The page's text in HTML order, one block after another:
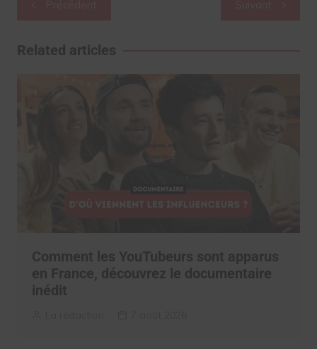
l’article
Related articles
Comment les YouTubeurs sont apparus
en France, découvrez le documentaire
inédit